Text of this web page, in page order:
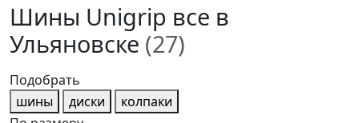
Шины Unigrip все в
Ульяновске (27)
Подобрать
шины
диски
колпаки